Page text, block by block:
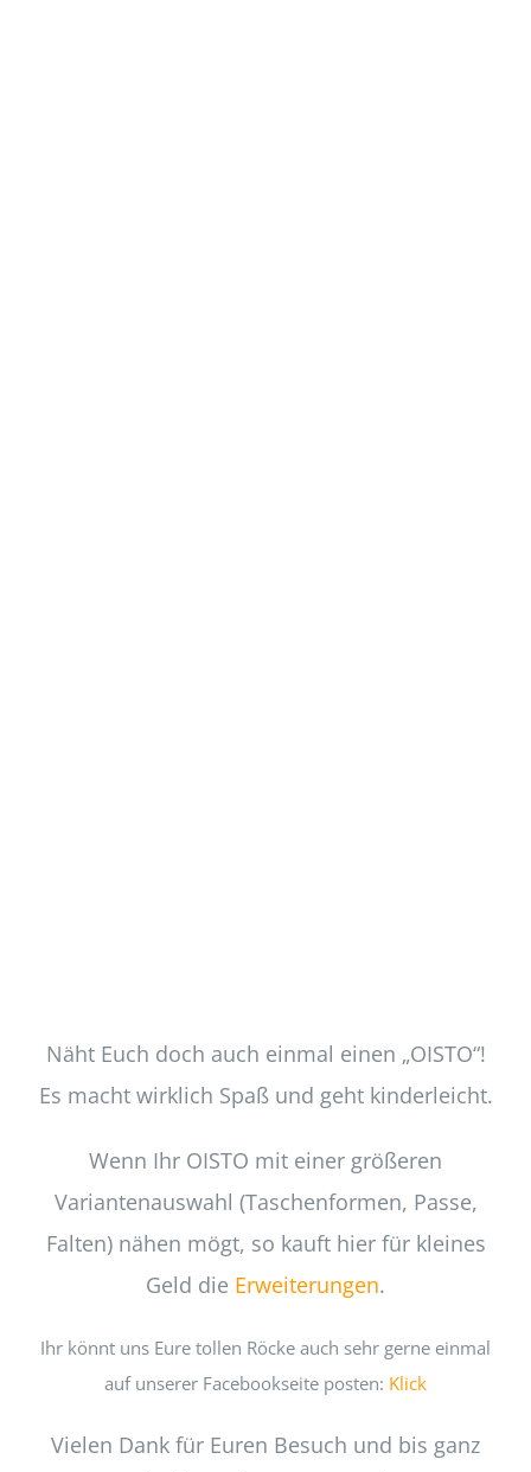
Näht Euch doch auch einmal einen „OISTO“!
Es macht wirklich Spaß und geht kinderleicht.
Wenn Ihr OISTO mit einer größeren
Variantenauswahl (Taschenformen, Passe,
Falten) nähen mögt, so kauft hier für kleines
Geld die Erweiterungen.
Ihr könnt uns Eure tollen Röcke auch sehr gerne einmal
auf unserer Facebookseite posten: Klick
Vielen Dank für Euren Besuch und bis ganz